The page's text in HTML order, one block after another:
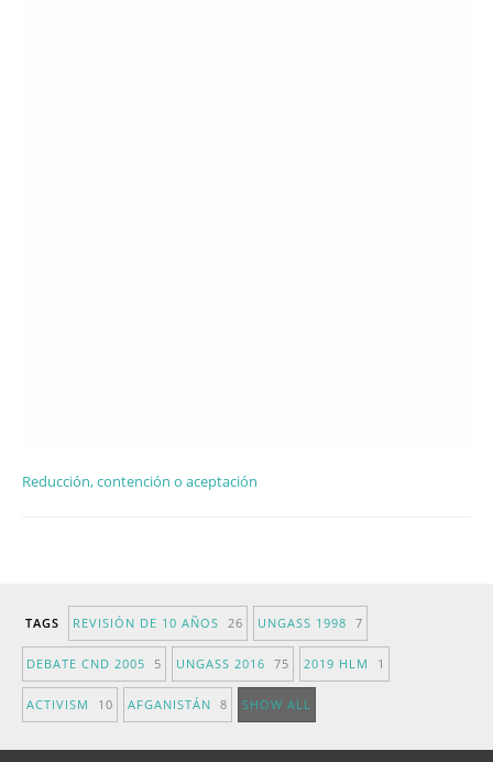
Reducción, contención o aceptación
TAGS REVISIÓN DE 10 AÑOS 26 UNGASS 1998 7
DEBATE CND 2005 5 UNGASS 2016 75 2019 HLM 1
ACTIVISM 10 AFGANISTÁN 8 SHOW ALL